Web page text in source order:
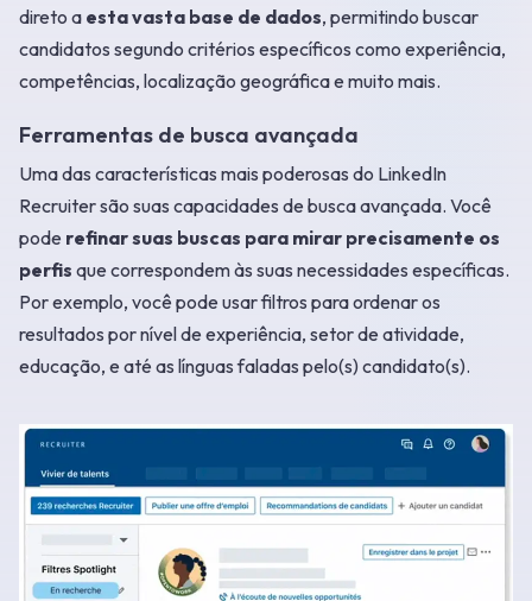
direto a esta vasta base de dados, permitindo buscar
candidatos segundo critérios específicos como experiência,
competências, localização geográfica e muito mais.
Ferramentas de busca avançada
Uma das características mais poderosas do LinkedIn
Recruiter são suas capacidades de busca avançada. Você
pode refinar suas buscas para mirar precisamente os
perfis que correspondem às suas necessidades específicas.
Por exemplo, você pode usar filtros para ordenar os
resultados por nível de experiência, setor de atividade,
educação, e até as línguas faladas pelo(s) candidato(s).